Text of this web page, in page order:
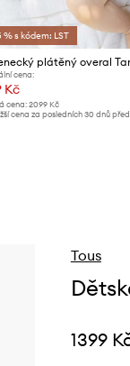
% s kódem: LST
cena:
Kč
cena: 2099 Kč
cena za posledních 30 dnů
Tous
1399